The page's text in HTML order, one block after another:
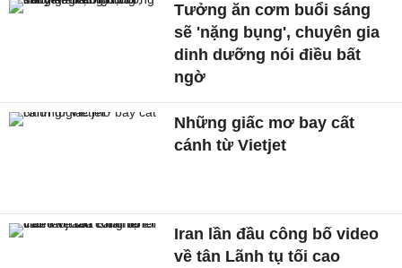
Tưởng ăn cơm buổi sáng
sẽ 'nặng bụng', chuyên gia
dinh dưỡng nói điều bất
ngờ
Những giấc mơ bay cất
cánh từ Vietjet
Iran lần đầu công bố video
về tân Lãnh tụ tối cao